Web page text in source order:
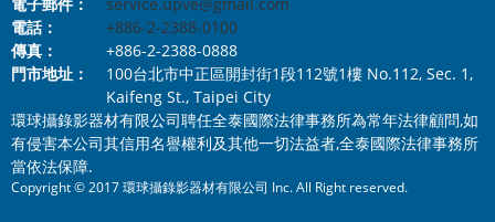
電話：
+886-2-2388-0100
傳真：
+886-2-2388-0888
門市地址：
100台北市中正區開封街1段112號1樓 No.112, Sec. 1,
Kaifeng St., Taipei City
環球攝錄影器材有限公司聘任全泰國際法律事務所為常年法律顧問,如
有侵害本公司其信用名譽權利及其他一切法益者,全泰國際法律事務所
當依法保障.
Copyright © 2017 環球攝錄影器材有限公司 Inc. All Right reserved.